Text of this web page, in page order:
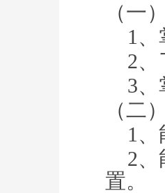
（一
1、
2、
3、
（二
1、
2、
置。